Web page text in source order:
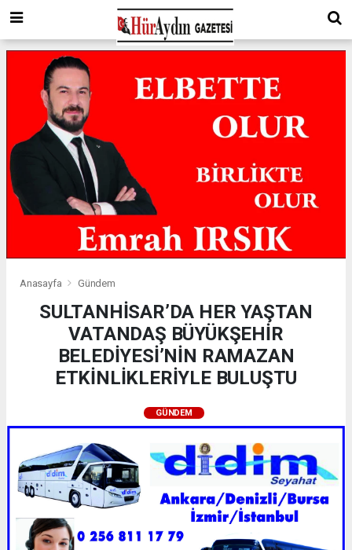
Anasayfa Gündem
SULTANHİSAR’DA HER YAŞTAN
VATANDAŞ BÜYÜKŞEHİR
BELEDİYESİ’NİN RAMAZAN
ETKİNLİKLERİYLE BULUŞTU
GÜNDEM